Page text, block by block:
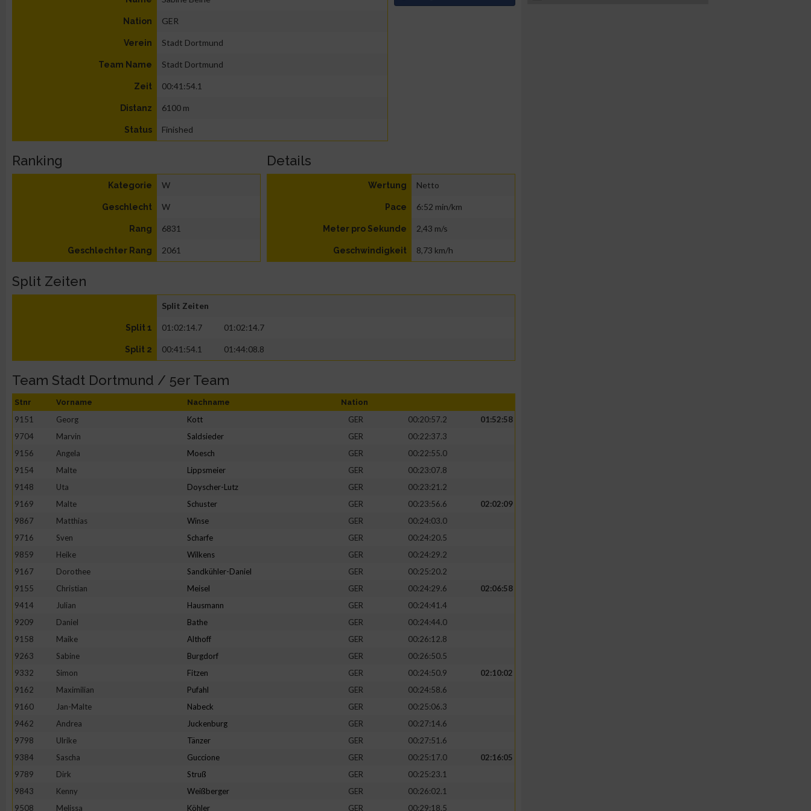
Nation GER
Verein Stadt Dortmund
Team Name Stadt Dortmund
Zeit 00:41:54.1
Distanz 6100 m
Status Finished
Ranking
Kategorie W
Geschlecht W
Rang 6831
Geschlechter Rang 2061
Details
Wertung Netto
Pace 6:52 min/km
Meter pro Sekunde 2,43 m/s
Geschwindigkeit 8,73 km/h
Split Zeiten
Split Zeiten
Split 1 01:02:14.7 01:02:14.7
Split 2 00:41:54.1 01:44:08.8
Team Stadt Dortmund / 5er Team
Stnr Vorname Nachname Nation
9151 Georg Kott GER 00:20:57.2
01:52:58
9704
Marvin Saldsieder GER
00:22:37.3
9156
Angela Moesch GER
00:22:55.0
9154
Malte Lippsmeier GER
00:23:07.8
9148
Uta Doyscher-Lutz GER
00:23:21.2
9169
Malte Schuster GER 00:23:56.6
02:02:09
9867
Matthias Winse GER
00:24:03.0
9716
Sven Scharfe GER
00:24:20.5
9859
Heike Wilkens GER
00:24:29.2
9167
Dorothee Sandkühler-Daniel GER
00:25:20.2
9155
Christian Meisel GER 00:24:29.6
02:06:58
9414
Julian Hausmann GER
00:24:41.4
9209
Daniel Bathe GER
00:24:44.0
9158
Maike Althoff GER
00:26:12.8
9263
Sabine Burgdorf GER
00:26:50.5
9332
Simon Fitzen GER 00:24:50.9
02:10:02
9162
Maximilian Pufahl GER
00:24:58.6
9160
Jan-Malte Nabeck GER
00:25:06.3
9462
Andrea Juckenburg GER
00:27:14.6
9798
Ulrike Tänzer GER
00:27:51.6
9384
Sascha Guccione GER 00:25:17.0
02:16:05
9789
Dirk Struß GER
00:25:23.1
9843
Kenny Weißberger GER
00:26:02.1
9508
Melissa Köhler GER
00:29:18.5